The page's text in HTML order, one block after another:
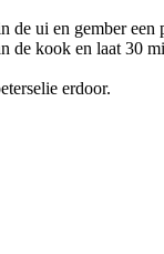
de ui en gember een
de kook en laat 30
erdoor.